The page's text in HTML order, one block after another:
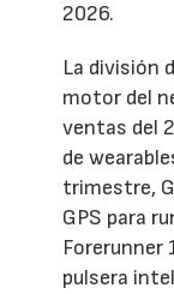
2026.
La división
motor del
ventas del
de
trimestre,
GPS para
Forerunner
pulsera